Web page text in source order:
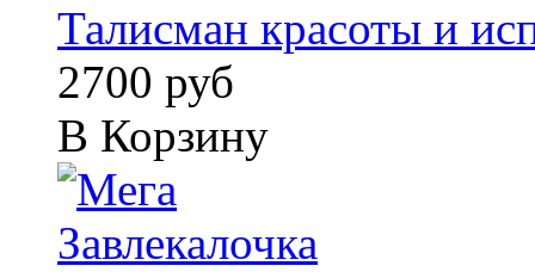
Талисман красоты и
2700 руб
В Корзину